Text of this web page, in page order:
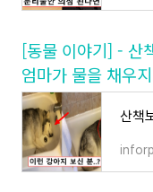
[동물 이야기] - 산
엄마가 물을 채우